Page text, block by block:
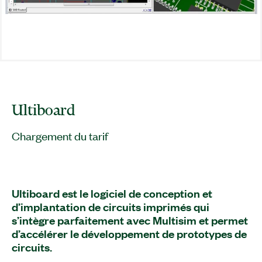
Ultiboard
Chargement du tarif
Ultiboard est le logiciel de conception et
d’implantation de circuits imprimés qui
s’intègre parfaitement avec Multisim et permet
d’accélérer le développement de prototypes de
circuits.